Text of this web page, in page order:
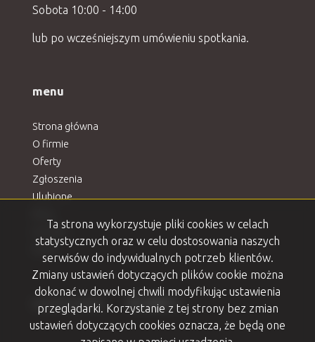
Sobota 10:00 - 14:00
lub po wcześniejszym umówieniu spotkania.
menu
Strona główna
O firmie
Oferty
Zgłoszenia
Ulubione
Kontakt
Rodo
social media Facebook
Facebook
Facebook
Facebook
Facebook
Ta strona wykorzystuje pliki cookies w celach
statystycznych oraz w celu dostosowania naszych
serwisów do indywidualnych potrzeb klientów.
Zmiany ustawień dotyczących plików cookie można
dokonać w dowolnej chwili modyfikując ustawienia
przeglądarki. Korzystanie z tej strony bez zmian
ustawień dotyczących cookies oznacza, że będą one